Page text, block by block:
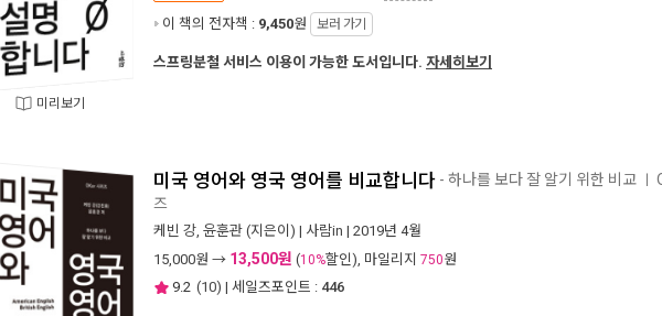
미리보기
이 책의 전자책 : 9,450원 보러 가기
스프링분철 서비스 이용이 가능한 도서입니다. 자세히보기
미국 영어와 영국 영어를 비교합니다 - 하나를 보다 잘 알기 위한 비교
즈
케빈 강, 윤훈관 (지은이) | 사람in | 2019년 4월
15,000원 → 13,500원 (10%할인), 마일리지 750원
9.2 (10) | 세일즈포인트 : 446